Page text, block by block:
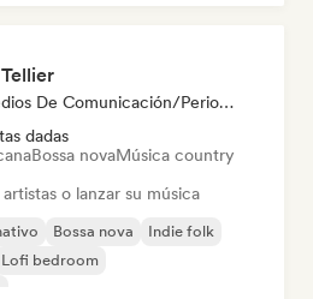
Etiqueta, Medios De Comunicación/Periodista
dadas
Bossa novaMúsica country
artistas o lanzar su música
Bossa nova
Indie folk
Lofi bedroom